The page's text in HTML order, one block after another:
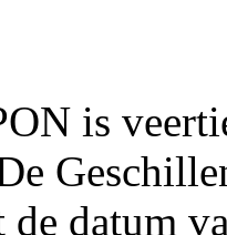
is
datum